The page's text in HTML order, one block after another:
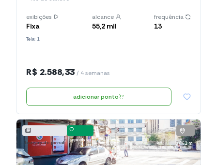
exibições
Fixa
alcance
55,2 mil
frequência
13
Tela: 1
R$ 2.588,33 / 4 semanas
adicionar ponto
bancas de jornal impresso
441 m